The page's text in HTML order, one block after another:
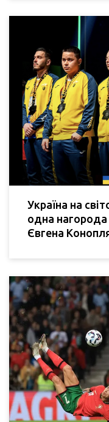
Україна на
одна
Євгена